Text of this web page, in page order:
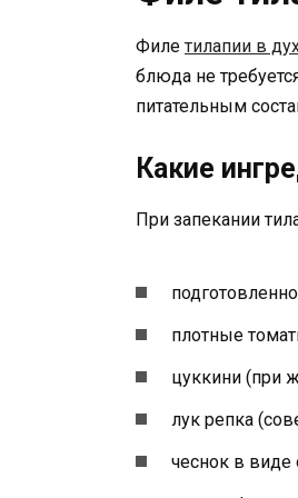
Филе тилапии в
блюда не
питательным
Какие
При запекании
плотные
цуккини (при
лук репка
чеснок в